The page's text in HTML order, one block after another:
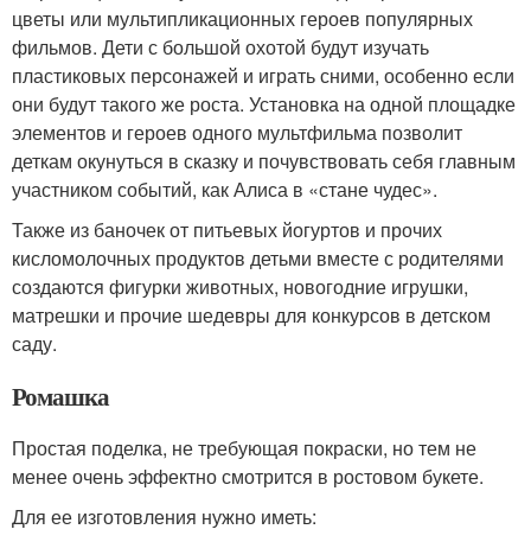
цветы или мультипликационных героев популярных
фильмов. Дети с большой охотой будут изучать
пластиковых персонажей и играть сними, особенно если
они будут такого же роста. Установка на одной площадке
элементов и героев одного мультфильма позволит
деткам окунуться в сказку и почувствовать себя главным
участником событий, как Алиса в «стане чудес».
Также из баночек от питьевых йогуртов и прочих
кисломолочных продуктов детьми вместе с родителями
создаются фигурки животных, новогодние игрушки,
матрешки и прочие шедевры для конкурсов в детском
саду.
Ромашка
Простая поделка, не требующая покраски, но тем не
менее очень эффектно смотрится в ростовом букете.
Для ее изготовления нужно иметь: